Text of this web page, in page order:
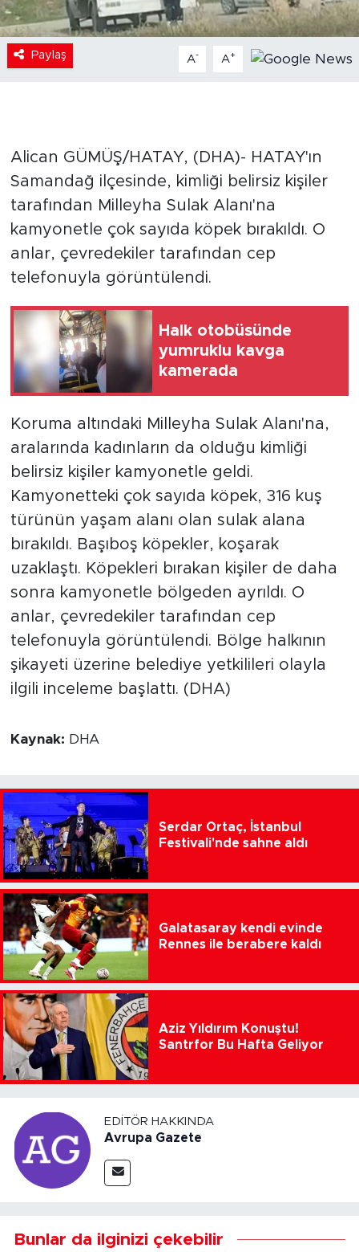
Paylaş A- A+
Alican GÜMÜŞ/HATAY, (DHA)- HATAY'ın
Samandağ ilçesinde, kimliği belirsiz kişiler
tarafından Milleyha Sulak Alanı'na
kamyonetle çok sayıda köpek bırakıldı. O
anlar, çevredekiler tarafından cep
telefonuyla görüntülendi.
Halk otobüsünde
yumruklu kavga
kamerada
Koruma altındaki Milleyha Sulak Alanı'na,
aralarında kadınların da olduğu kimliği
belirsiz kişiler kamyonetle geldi.
Kamyonetteki çok sayıda köpek, 316 kuş
türünün yaşam alanı olan sulak alana
bırakıldı. Başıboş köpekler, koşarak
uzaklaştı. Köpekleri bırakan kişiler de daha
sonra kamyonetle bölgeden ayrıldı. O
anlar, çevredekiler tarafından cep
telefonuyla görüntülendi. Bölge halkının
şikayeti üzerine belediye yetkilileri olayla
ilgili inceleme başlattı. (DHA)
Kaynak: DHA
Serdar Ortaç, İstanbul
Festivali'nde sahne aldı
Galatasaray kendi evinde
Rennes ile berabere kaldı
Aziz Yıldırım Konuştu!
Santrfor Bu Hafta Geliyor
EDITÖR HAKKINDA
Avrupa Gazete
Bunlar da ilginizi çekebilir